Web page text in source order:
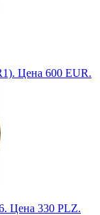
Цена 600 EUR.
Цена 330 PLZ.